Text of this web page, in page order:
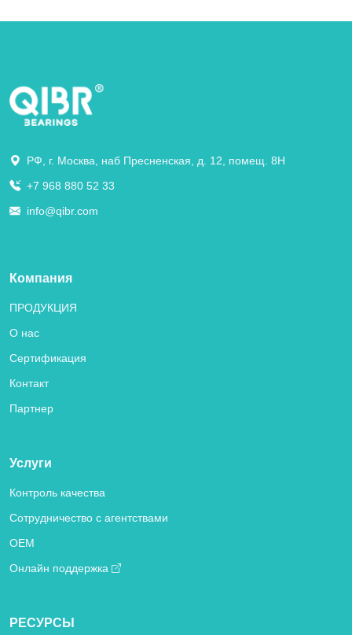
РФ, г. Москва, наб Пресненская, д. 12, помещ. 8Н
+7 968 880 52 33
info@qibr.com
Компания
ПРОДУКЦИЯ
О нас
Сертификация
Контакт
Партнер
Услуги
Контроль качества
Сотрудничество с агентствами
OEM
Онлайн поддержка
РЕСУРСЫ